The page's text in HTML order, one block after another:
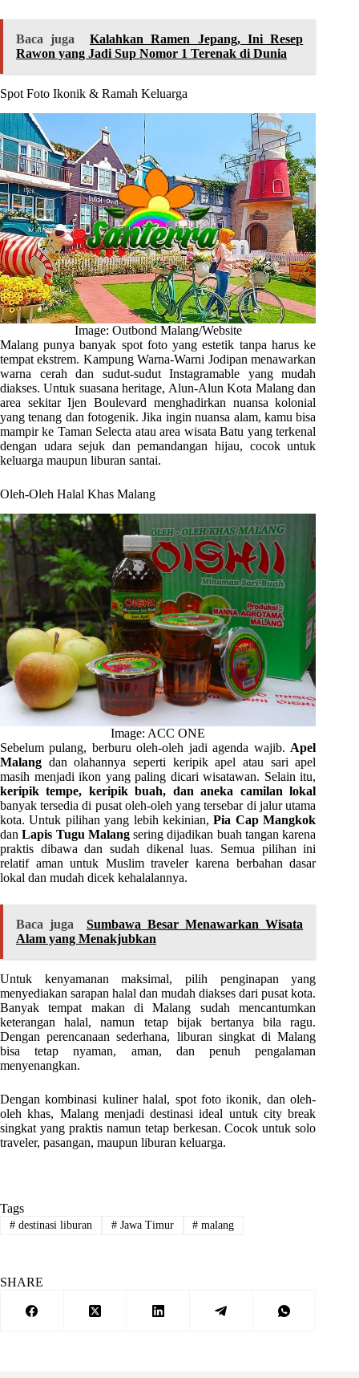
Baca juga
Kalahkan Ramen Jepang, Ini Resep
Rawon yang Jadi Sup Nomor 1 Terenak di Dunia
Spot Foto Ikonik & Ramah Keluarga
Image: Outbond Malang/Website
Malang punya banyak spot foto yang estetik tanpa harus ke
tempat ekstrem. Kampung Warna-Warni Jodipan menawarkan
warna cerah dan sudut-sudut Instagramable yang mudah
diakses. Untuk suasana heritage, Alun-Alun Kota Malang dan
area sekitar Ijen Boulevard menghadirkan nuansa kolonial
yang tenang dan fotogenik. Jika ingin nuansa alam, kamu bisa
mampir ke Taman Selecta atau area wisata Batu yang terkenal
dengan udara sejuk dan pemandangan hijau, cocok untuk
keluarga maupun liburan santai.
Oleh-Oleh Halal Khas Malang
Image: ACC ONE
Sebelum pulang, berburu oleh-oleh jadi agenda wajib. Apel
Malang dan olahannya seperti keripik apel atau sari apel
masih menjadi ikon yang paling dicari wisatawan. Selain itu,
keripik tempe, keripik buah, dan aneka camilan lokal
banyak tersedia di pusat oleh-oleh yang tersebar di jalur utama
kota. Untuk pilihan yang lebih kekinian,Pia Cap Mangkok
danLapis Tugu Malangsering dijadikan buah tangan karena
praktis dibawa dan sudah dikenal luas. Semua pilihan ini
relatif aman untuk Muslim traveler karena berbahan dasar
lokal dan mudah dicek kehalalannya.
Baca juga
Sumbawa Besar Menawarkan Wisata
Alam yang Menakjubkan
Untuk kenyamanan maksimal, pilih penginapan yang
menyediakan sarapan halal dan mudah diakses dari pusat kota.
Banyak tempat makan di Malang sudah mencantumkan
keterangan halal, namun tetap bijak bertanya bila ragu.
Dengan perencanaan sederhana, liburan singkat di Malang
bisa tetap nyaman, aman, dan penuh pengalaman
menyenangkan.
Dengan kombinasi kuliner halal, spot foto ikonik, dan oleh-
oleh khas, Malang menjadi destinasi ideal untuk city break
singkat yang praktis namun tetap berkesan. Cocok untuk solo
traveler, pasangan, maupun liburan keluarga.
Tags
#destinasi liburan #Jawa Timur # malang
SHARE